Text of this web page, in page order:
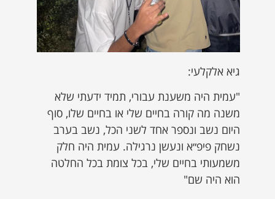
גיא אלקלעי:
"עמית היה משענת עבורי, תמיד ידעתי שלא
משנה מה קורה בחיים שלי או בחיים שלו, סוף
היום נשב ונספר אחד לשני הכל, נשב בערב
נשחק פיפ״א ונעשן נרגילה. עמית היה חלק
משמעותי בחיים שלי, בכל צומת בכל החלטה
הוא היה שם"